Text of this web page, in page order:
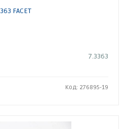
FACET
7.3363
Код: 276895-19